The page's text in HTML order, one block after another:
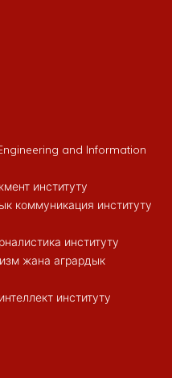
and Information
институту
коммуникация институту
институту
жана агрардык
институту